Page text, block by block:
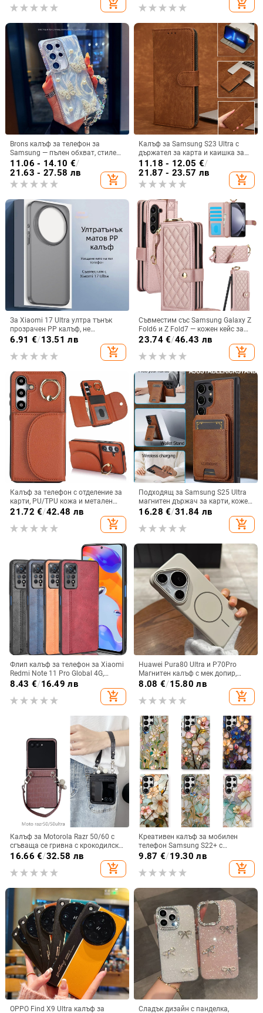
add_shopping_cart add_shopping_cart
Brons калъф за телефон за
Samsung — пълен обхват, стилен
и креативен дизайн, TPU
материал, удароустойчив
11.06 - 14.10 €/
21.63 - 27.58 лв
add_shopping_cart
Калъф за Samsung S23 Ultra с
държател за карта и каишка за
през врата
11.18 - 12.05 €/
21.87 - 23.57 лв
add_shopping_cart
За Xiaomi 17 Ultra ултра тънък
прозрачен PP калъф, не
пожълтява, матиран финиш и
6.91 €/13.51 лв
add_shopping_cart
Съвместим със Samsung Galaxy Z
Fold6 и Z Fold7 — кожен кейс за
телефон с слот за стилус,
сгъваем дизайн, елегантен стил, с
каишка за китката, за дами
23.74€/46.43 лв
add_shopping_cart
Калъф за телефон с отделение за
карти, PU/TPU кожа и метален
пръстен; ръчна изработка,
против изпускане, за Samsung
21.72 €/42.48 лв
add_shopping_cart
Подходящ за Samsung S25 Ultra
магнитен държач за карти, кожен
калъф S24Plus, защитен калъф,
разделен на части, калъф за
мобилен телефон Samsung
16.28 €/31.84 лв
add_shopping_cart
Флип калъф за телефон за Xiaomi
Redmi Note 11 Pro Global 4G,
имитационна кожа, бизнес стил
8.43 €/16.49 лв
add_shopping_cart
Huawei Pura80 Ultra и P70Pro
Магнитен калъф с мек допир,
ултра тънък PC корпус,
8.08 €/15.80 лв
add_shopping_cart
Калъф за Motorola Razr 50/60 с
сгъваща се гривна с крокодилски
релеф
16.66 €/32.58 лв
add_shopping_cart
Креативен калъф за мобилен
телефон Samsung S22+ с
остъклено цвете, защита от
падане, Ultra Film Case за Apple
13
9.87 €/19.30 лв
add_shopping_cart
OPPO Find X9 Ultra калъф за
Сладък дизайн с панделка,